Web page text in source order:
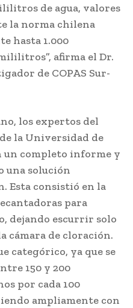
de agua, valores
la norma chilena
hasta 1.000
afirma el Dr.
de COPAS Sur-
los expertos del
la Universidad de
un completo informe y
una solución
Esta consistió en la
para
dejando escurrir solo
cámara de cloración.
categórico, ya que se
150 y 200
por cada 100
ampliamente con